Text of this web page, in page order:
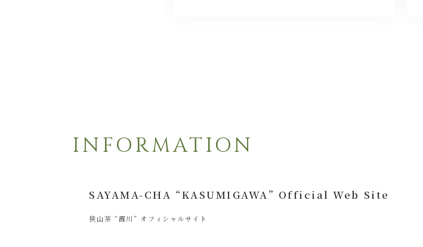
INFORMATION
SAYAMA-CHA “KASUMIGAWA” Official Web Site
狭山茶 “霞川” オフィシャルサイト